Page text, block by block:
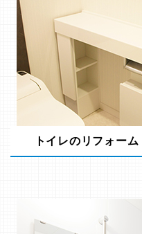
トイレのリフォーム